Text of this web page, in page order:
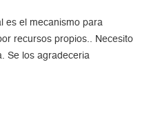
es el mecanismo para
recursos propios.. Necesito
Se los agradeceria